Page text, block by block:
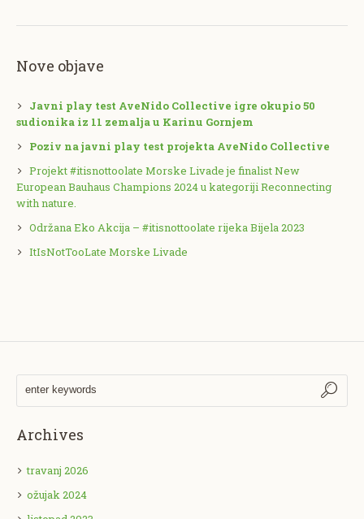
Nove objave
Javni play test AveNido Collective igre okupio 50
sudionika iz 11 zemalja u Karinu Gornjem
Poziv na javni play test projekta AveNido Collective
Projekt #itisnottoolate Morske Livade je finalist New
European Bauhaus Champions 2024 u kategoriji Reconnecting
with nature.
Održana Eko Akcija – #itisnottoolate rijeka Bijela 2023
ItIsNotTooLate Morske Livade
Archives
travanj 2026
ožujak 2024